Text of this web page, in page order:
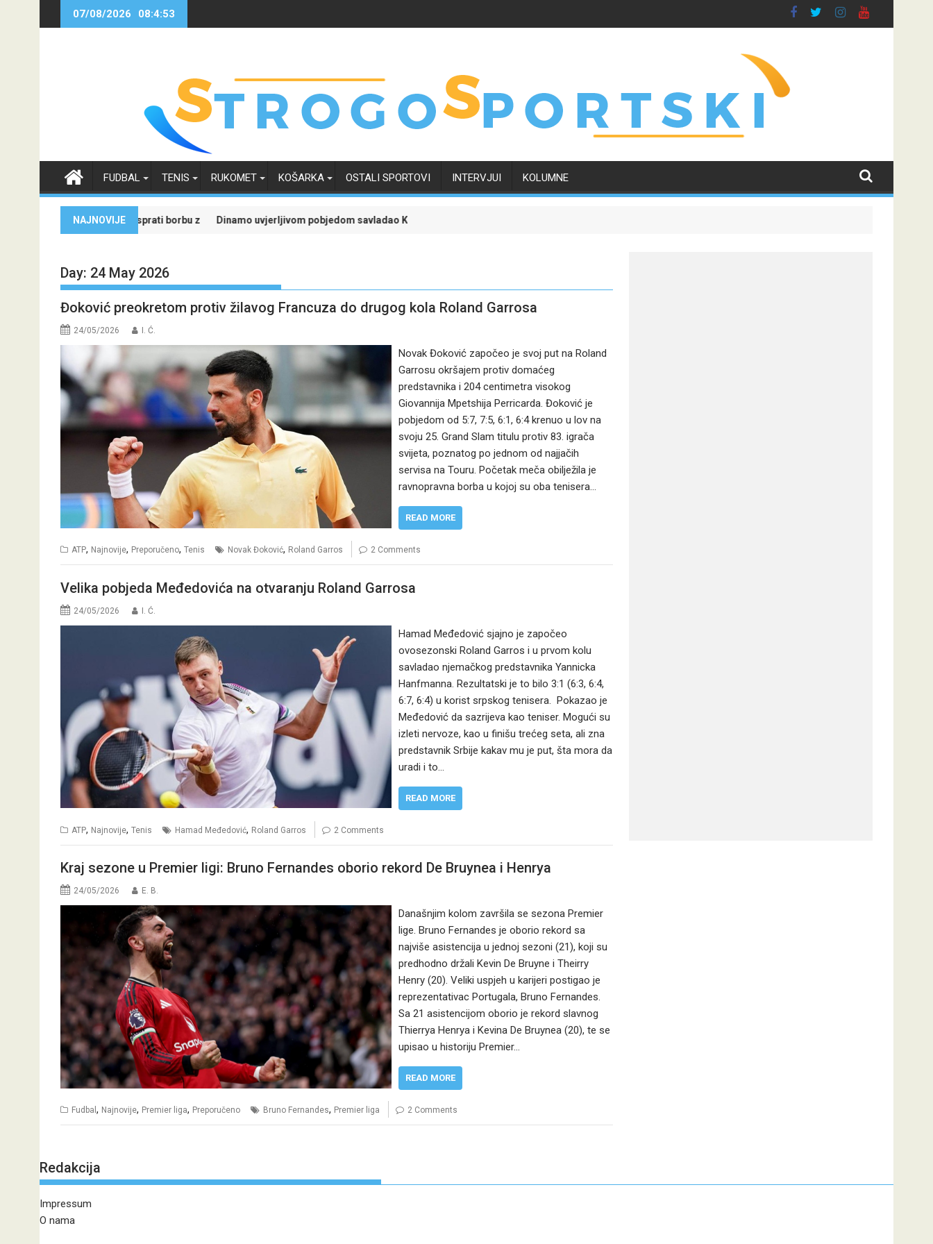
07/08/2026 08:4:54
FUDBAL TENIS RUKOMET KOŠARKA OSTALI SPORTOVI INTERVJUI KOLUMNE
NAJNOVIJE
uz Meridian: Isprati borbu za grupnu fazu uz najveće kvoteDinamo uvjerljivom pobjedom savladao Kaunu Žalgiris i učvrstio šanse za kvalifikaciju u Ligu prvaka
Day: 24 May 2026
Đoković preokretom protiv žilavog Francuza do drugog kola Roland Garrosa
24/05/2026 I. Ć.
Novak Đoković započeo je svoj put na Roland
Garrosu okršajem protiv domaćeg
predstavnika i 204 centimetra visokog
Giovannija Mpetshija Perricarda. Đoković je
pobjedom od 5:7, 7:5, 6:1, 6:4 krenuo u lov na
svoju 25. Grand Slam titulu protiv 83. igrača
svijeta, poznatog po jednom od najjačih
servisa na Touru. Početak meča obilježila je
ravnopravna borba u kojoj su oba tenisera…
READ MORE
ATP, Najnovije, Preporučeno, Tenis Novak Đoković, Roland Garros 2 Comments
Velika pobjeda Međedovića na otvaranju Roland Garrosa
24/05/2026 I. Ć.
Hamad Međedović sjajno je započeo
ovosezonski Roland Garros i u prvom kolu
savladao njemačkog predstavnika Yannicka
Hanfmanna. Rezultatski je to bilo 3:1 (6:3, 6:4,
6:7, 6:4) u korist srpskog tenisera. Pokazao je
Međedović da sazrijeva kao teniser. Mogući su
izleti nervoze, kao u finišu trećeg seta, ali zna
predstavnik Srbije kakav mu je put, šta mora da
uradi i to…
READ MORE
ATP, Najnovije, Tenis Hamad Međedović, Roland Garros 2 Comments
Kraj sezone u Premier ligi: Bruno Fernandes oborio rekord De Bruynea i Henrya
24/05/2026 E. B.
Današnjim kolom završila se sezona Premier
lige. Bruno Fernandes je oborio rekord sa
najviše asistencija u jednoj sezoni (21), koji su
predhodno držali Kevin De Bruyne i Theirry
Henry (20). Veliki uspjeh u karijeri postigao je
reprezentativac Portugala, Bruno Fernandes.
Sa 21 asistencijom oborio je rekord slavnog
Thierrya Henrya i Kevina De Bruynea (20), te se
upisao u historiju Premier…
READ MORE
Fudbal , Najnovije, Premier liga, Preporučeno Bruno Fernandes, Premier liga 2 Comments
Redakcija
Impressum
O nama